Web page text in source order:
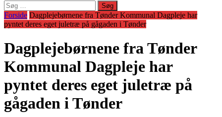
Søg
efter:
Forside Dagplejebørnene fra Tønder Kommunal Dagpleje har
pyntet deres eget juletræ på gågaden i Tønder
Dagplejebørnene fra Tønder
Kommunal Dagpleje har
pyntet deres eget juletræ på
gågaden i Tønder